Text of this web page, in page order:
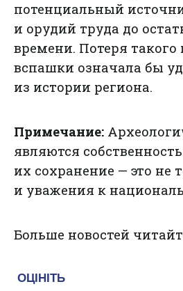
потенциальный
и орудий труда до
времени. Потеря
вспашки означала бы
из истории региона.
Примечание:
являются
их сохранение — это не
и уважения к
Больше новостей